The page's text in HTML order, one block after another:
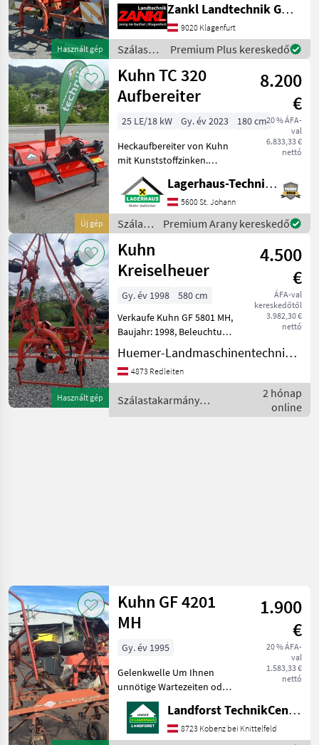
Használt gép
Munkaszélesség: 600 cm -
Hárompontos csatlakozás -
6 rotoros - Elfordítható
tartó - h
Zankl Landtechnik GmbH
9020 Klagenfurt
Szálastakarmány
betakarítók
/ Kuhn
Premium Plus kereskedő
Új gép
Kuhn TC 320
Aufbereiter
8.200
€
20 % ÁFA-
val
6.833,33 €
nettó
25 LE/18 kW Gy. év 2023
180 cm
Heckaufbereiter von Kuhn
mit Kunststoffzinken.
Dreipunktanbau KAT II,
Leistungsbedarf ca. 25 PS,
Räder nachlaufgelenkt,
zusätzlich verriegelung der
Räder am Hang, Au
Lagerhaus-Technik St. Johann
5600 St. Johann
Szálastakarmány
betakarítók
/ Kuhn
Premium Arany kereskedő
Használt gép
Kuhn
Kreiselheuer
4.500
€
ÁFA-val
kereskedőtől
3.982,30 €
nettó
Gy. év 1998
580 cm
Verkaufe Kuhn GF 5801 MH,
Baujahr: 1998, Beleuchtung
, mech.
Grenzstreueinrichtung und
Gelenkwelle. Einsatzbreiter
betakarítók Rendkezelő
Huemer-Landmaschinentechnik GmbH
4873 Redleiten
Szálastakarmány
betakarítók / Kuhn
2 hónap
online
Kuhn GF 4201
MH
1.900
€
20 % ÁFA-
val
1.583,33 €
nettó
Gy. év 1995
Gelenkwelle Um Ihnen
unnötige Wartezeiten oder
Wegstrecken zu ersparen,
bitten wir Sie um vorherige
Kontaktaufnahme, falls Sie
Landforst TechnikCenter Knittelfeld
8723 Kobenz bei Knittelfeld